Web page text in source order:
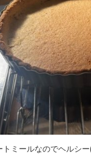
トミールなのでヘルシー